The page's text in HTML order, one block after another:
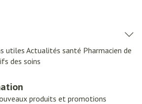
utiles Actualités santé Pharmacien de
des soins
produits et promotions